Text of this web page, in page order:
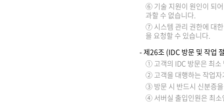
⑥ 기술 지원이 원인이 되
과할 수 없습니다.
⑦ 시스템 관리 권한에 대
을 요청할 수 있습니다.
- 제26조 (IDC 방문 및 작업
① 고객의 IDC 방문은 최소
② 고객을 대행하는 작업자
③ 방문 시 반드시 신분증
④ 서버실 출입인원은 최소